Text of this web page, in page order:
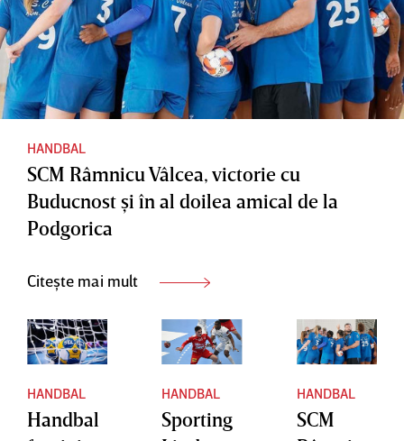
HANDBAL
SCM Râmnicu Vâlcea, victorie cu
Buducnost şi în al doilea amical de la
Podgorica
Citește mai mult
HANDBAL
Handbal
HANDBAL
Sporting
HANDBAL
SCM